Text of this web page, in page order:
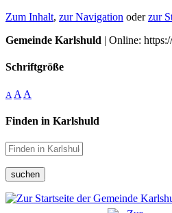
Zum Inhalt, zur Navigation oderzur
Gemeinde Karlshuld | Online:
Schriftgröße
A A A
Finden in Karlshuld
suchen